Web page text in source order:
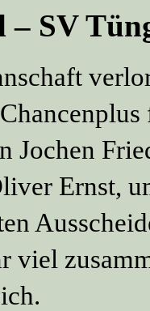
– SV
Jochen
Ernst,
viel